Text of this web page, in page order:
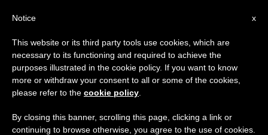
El Papa: Claves para superar el
laicismo ideológico y el
integrismo sectario
×
Aviso importante
Del 27 de julio al 7 de agosto haremos la pausa
anual, aprovechando que en el periodo de verano
se generan menos informaciones y también el
x
Notice
This website or its third party tools use cookies, which are
necessary to its functioning and required to achieve the
purposes illustrated in the cookie policy. If you want to know
more or withdraw your consent to all or some of the cookies,
please refer to the cookie policy
By closing this banner, scrolling this page, clicking a link or
continuing to browse otherwise, you agree to the use of cookies.